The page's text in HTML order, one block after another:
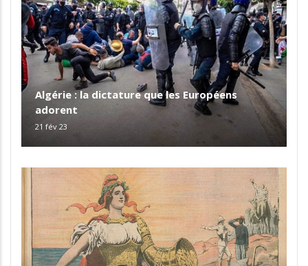
Algérie : la dictature que les Européens
adorent
21 fév 23